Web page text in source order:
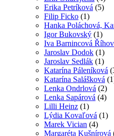
Erika Petríková (5)
Filip Ficko (1)
Hanka Poláchová,
Igor Bukovský (1)
Iva Barnincová
Jaroslav Dodok (1)
Jaroslav Sedlák (1)
Katarína Páleníková
Katarína Salášková
Lenka Ondrlová (2)
Lenka Sapárová (4)
Lilli Heinz (1)
Lýdia Kovaľová (1)
Marek Vician (4)
Margaréta Kušnírová